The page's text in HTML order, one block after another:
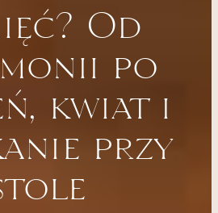
Od
po
kwiat i
przy